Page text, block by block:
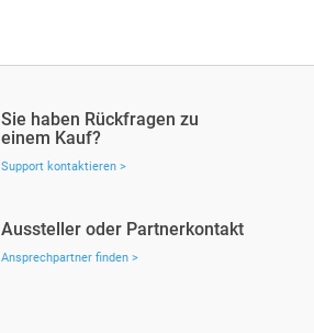
Sie haben Rückfragen zu
einem Kauf?
Support kontaktieren >
Aussteller oder Partnerkontakt
Ansprechpartner finden >